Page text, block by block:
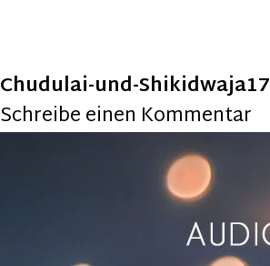
Chudulai-und-Shikidwaja17
Schreibe einen Kommentar